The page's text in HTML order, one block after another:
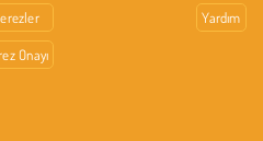
Onayı
Yardım